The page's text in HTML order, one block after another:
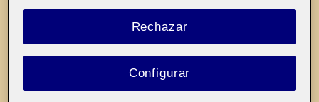
Rechazar
Configurar